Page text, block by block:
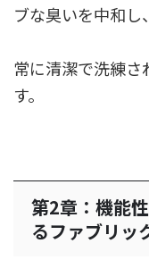
ブな臭いを中和し、
常に清潔で洗練さ
す。
第2章：機能
るファブリッ